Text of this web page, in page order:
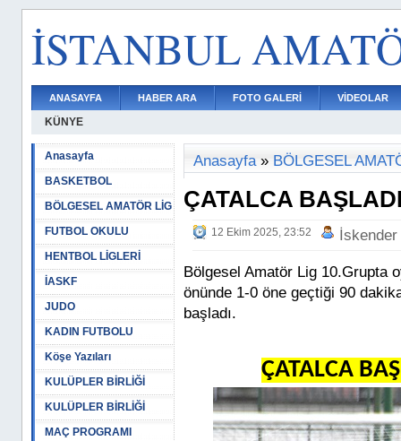
İSTANBUL
ANASAYFA HABER ARA FOTO GALERİ VİDEOLAR
KÜNYE
Anasayfa
BASKETBOL
BÖLGESEL AMATÖR LİG
FUTBOL OKULU
HENTBOL LİGLERİ
İASKF
JUDO
KADIN FUTBOLU
Köşe Yazıları
KULÜPLER BİRLİĞİ
KULÜPLER BİRLİĞİ
MAÇ PROGRAMI
Anasayfa» BÖLGESEL
ÇATALCA
12 Ekim 2025, 23:52 İskender
Bölgesel Amatör Lig 10.Grupta
önünde 1-0 öne geçtiği 90
başladı.
ÇATALCA